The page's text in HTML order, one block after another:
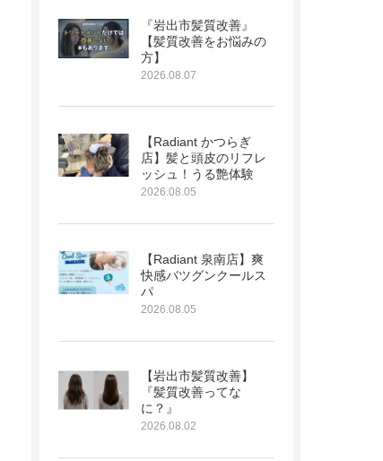
『岩出市髪質改善』
【髪質改善をお悩みの
方】
2026.08.07
【Radiant かつらぎ
店】髪と頭皮のリフレ
ッシュ！うる艶体験
2026.08.05
【Radiant 泉南店】爽
快感バツグンクールス
パ
2026.08.05
【岩出市髪質改善】
『髪質改善ってな
に？』
2026.08.02